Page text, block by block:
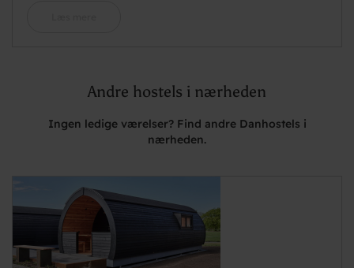
Andre hostels i nærheden
Ingen ledige værelser? Find andre Danhostels i
nærheden.